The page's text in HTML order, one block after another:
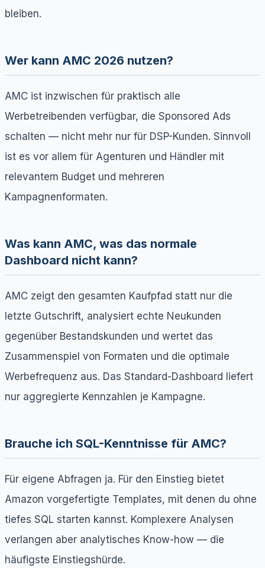
bleiben.
Wer kann AMC 2026 nutzen?
AMC ist inzwischen für praktisch alle
Werbetreibenden verfügbar, die Sponsored Ads
schalten — nicht mehr nur für DSP-Kunden. Sinnvoll
ist es vor allem für Agenturen und Händler mit
relevantem Budget und mehreren
Kampagnenformaten.
Was kann AMC, was das normale
Dashboard nicht kann?
AMC zeigt den gesamten Kaufpfad statt nur die
letzte Gutschrift, analysiert echte Neukunden
gegenüber Bestandskunden und wertet das
Zusammenspiel von Formaten und die optimale
Werbefrequenz aus. Das Standard-Dashboard liefert
nur aggregierte Kennzahlen je Kampagne.
Brauche ich SQL-Kenntnisse für AMC?
Für eigene Abfragen ja. Für den Einstieg bietet
Amazon vorgefertigte Templates, mit denen du ohne
tiefes SQL starten kannst. Komplexere Analysen
verlangen aber analytisches Know-how — die
häufigste Einstiegshürde.